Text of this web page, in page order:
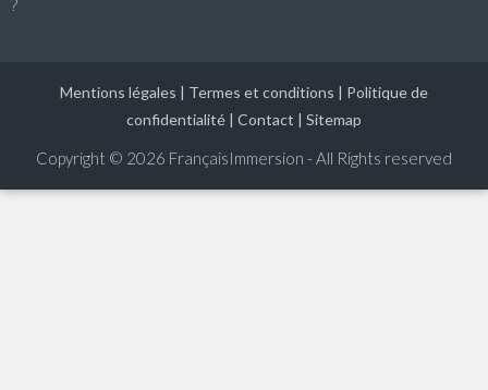
Mentions légales | Termes et conditions | Politique de
confidentialité | Contact | Sitemap
Copyright © 2026 FrançaisImmersion - All Rights reserved